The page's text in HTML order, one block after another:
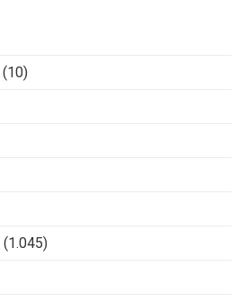
(10)
(1.045)